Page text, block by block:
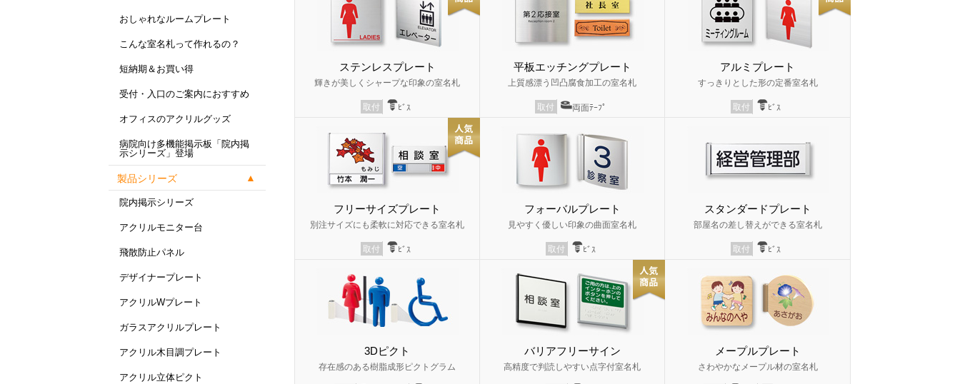
おしゃれなルームプレート
こんな室名札って作れるの？
短納期＆お買い得
受付・入口のご案内におすすめ
オフィスのアクリルグッズ
病院向け多機能掲示板「院内掲
示シリーズ」登場
製品シリーズ
院内掲示シリーズ
アクリルモニター台
飛散防止パネル
デザイナープレート
アクリルWプレート
ガラスアクリルプレート
アクリル木目調プレート
アクリル立体ピクト
ステンレスプレート
輝きが美しくシャープな印象の室名札
取付 ﾋﾞｽ
平板エッチングプレート
上質感漂う凹凸腐食加工の室名札
取付 両面ﾃｰﾌﾟ
アルミプレート
すっきりとした形の定番室名札
取付 ﾋﾞｽ
フリーサイズプレート
別注サイズにも柔軟に対応できる室名札
取付 ﾋﾞｽ
フォーバルプレート
見やすく優しい印象の曲面室名札
取付 ﾋﾞｽ
スタンダードプレート
部屋名の差し替えができる室名札
取付 ﾋﾞｽ
3Dピクト
存在感のある樹脂成形ピクトグラム
バリアフリーサイン
高精度で判読しやすい点字付室名札
メープルプレート
さわやかなメープル材の室名札